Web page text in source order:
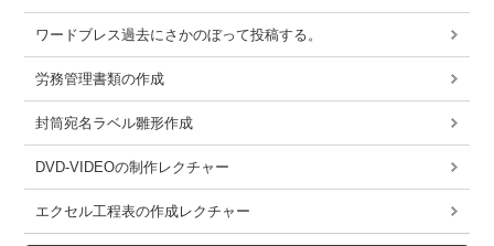
ワードブレス過去にさかのぼって投稿する。
労務管理書類の作成
封筒宛名ラベル雛形作成
DVD-VIDEOの制作レクチャー
エクセル工程表の作成レクチャー